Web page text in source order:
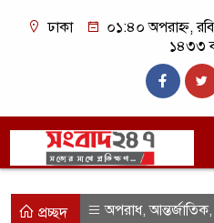
ঢাকা
০১:৪০ অপরাহ্ন,
১৪৩৩
প্রচ্ছদ অপরাধ,আন্তর্জাতিক